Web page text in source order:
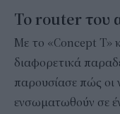
Το router του
Με το «Concept T»
διαφορετικά
παρουσίασε πώς οι
ενσωματωθούν σε